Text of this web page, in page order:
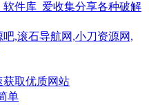
件库_爱收集分享各种破解
,滚石导航网,小刀资源网,
获取优质网站
单